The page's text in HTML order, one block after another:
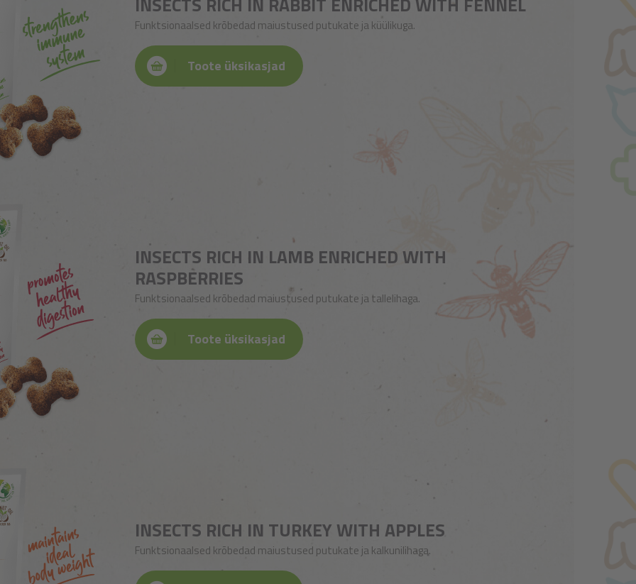
Funktsionaalsed krõbedad maiustused putukate ja küülikuga.
Toote üksikasjad
INSECTS RICH IN LAMB ENRICHED WITH
RASPBERRIES
Funktsionaalsed krõbedad maiustused putukate ja tallelihaga.
Toote üksikasjad
INSECTS RICH IN TURKEY WITH APPLES
Funktsionaalsed krõbedad maiustused putukate ja kalkunilihaga.